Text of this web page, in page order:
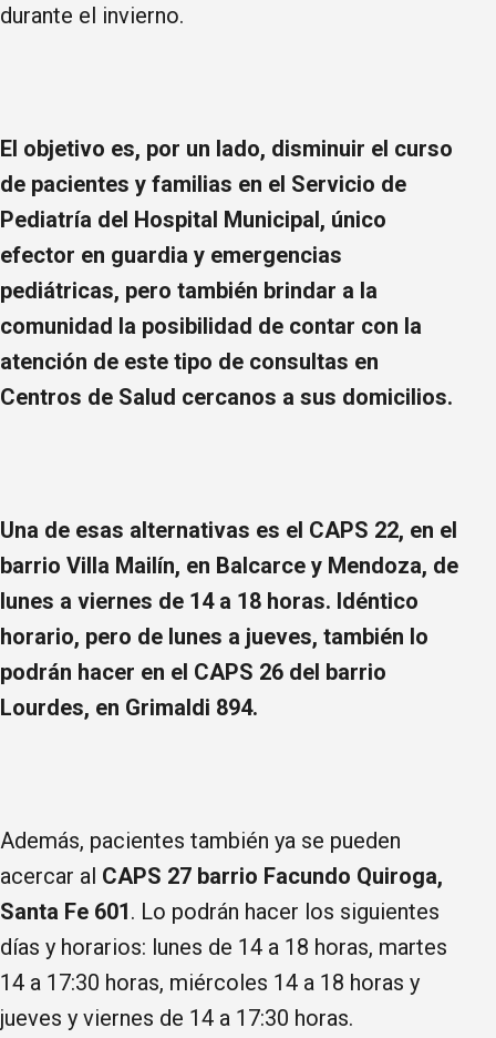
durante el invierno.
El objetivo es, por un lado, disminuir el curso
de pacientes y familias en el Servicio de
Pediatría del Hospital Municipal, único
efector en guardia y emergencias
pediátricas, pero también brindar a la
comunidad la posibilidad de contar con la
atención de este tipo de consultas en
Centros de Salud cercanos a sus domicilios.
Una de esas alternativas es el CAPS 22, en el
barrio Villa Mailín, en Balcarce y Mendoza, de
lunes a viernes de 14 a 18 horas. Idéntico
horario, pero de lunes a jueves, también lo
podrán hacer en el CAPS 26 del barrio
Lourdes, en Grimaldi 894.
Además, pacientes también ya se pueden
acercar al CAPS 27 barrio Facundo Quiroga,
Santa Fe 601. Lo podrán hacer los siguientes
días y horarios: lunes de 14 a 18 horas, martes
14 a 17:30 horas, miércoles 14 a 18 horas y
jueves y viernes de 14 a 17:30 horas.